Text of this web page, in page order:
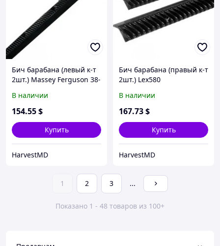
Бич барабана (левый к-т
2шт.) Massey Ferguson 38-
В наличии
154.55$
Купить
HarvestMD
Бич барабана (правый к-т
2шт.) Lex580
В наличии
167.73$
Купить
HarvestMD
1 2 3 ...
Показано 1 - 48 товаров из 100+